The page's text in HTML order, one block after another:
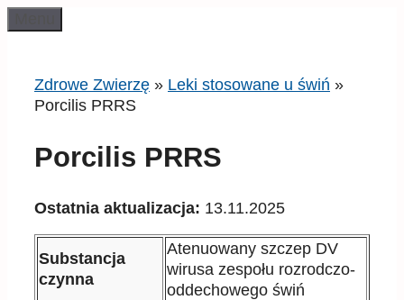
do
Zdrowe Zwierzę » Leki stosowane u świń »
Porcilis PRRS
Porcilis PRRS
Ostatnia aktualizacja: 13.11.2025
Substancja
czynna
Atenuowany szczep DV
wirusa zespołu rozrodczo-
oddechowego świń